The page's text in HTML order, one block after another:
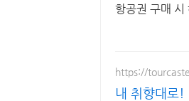
항공권 구매
https://
내 취향대로!